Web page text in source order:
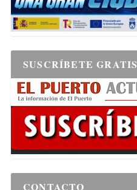
SUSCRÍBETE GRATIS
CONTACTO